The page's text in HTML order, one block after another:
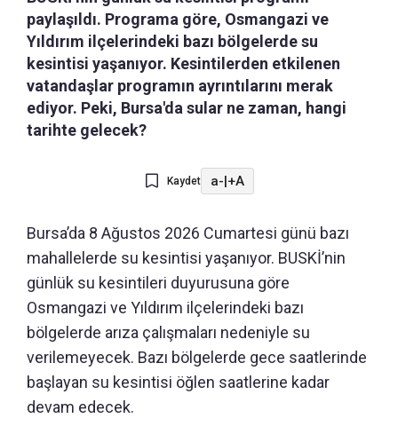
paylaşıldı. Programa göre, Osmangazi ve
Yıldırım ilçelerindeki bazı bölgelerde su
kesintisi yaşanıyor. Kesintilerden etkilenen
vatandaşlar programın ayrıntılarını merak
ediyor. Peki, Bursa'da sular ne zaman, hangi
tarihte gelecek?
Kaydet a-|+A
Bursa’da 8 Ağustos 2026 Cumartesi günü bazı
mahallelerde su kesintisi yaşanıyor. BUSKİ’nin
günlük su kesintileri duyurusuna göre
Osmangazi ve Yıldırım ilçelerindeki bazı
bölgelerde arıza çalışmaları nedeniyle su
verilemeyecek. Bazı bölgelerde gece saatlerinde
başlayan su kesintisi öğlen saatlerine kadar
devam edecek.